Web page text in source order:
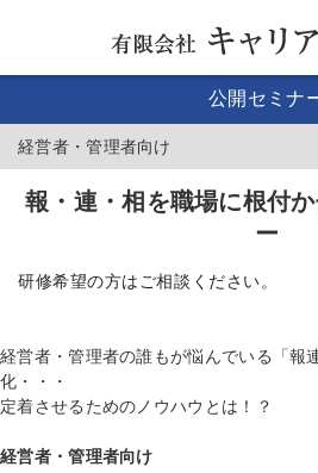
公開セミナ
経営者・管理者向け
報・連・相を職場に根付
ー
研修希望の方はご相談ください。
経営者・管理者の誰もが悩んでいる「報
化・・・
定着させるためのノウハウとは！？
経営者・管理者向け